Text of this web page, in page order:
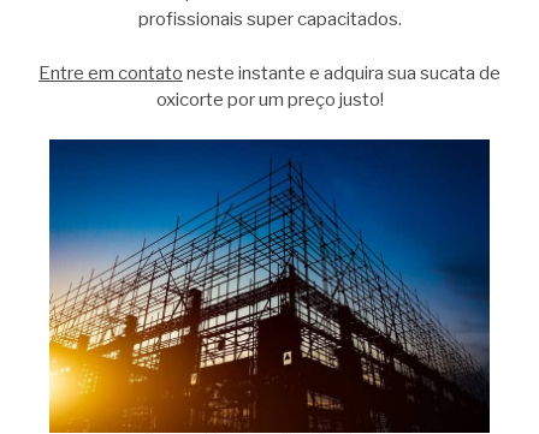
profissionais super capacitados.
Entre em contato neste instante e adquira sua sucata de
oxicorte por um preço justo!